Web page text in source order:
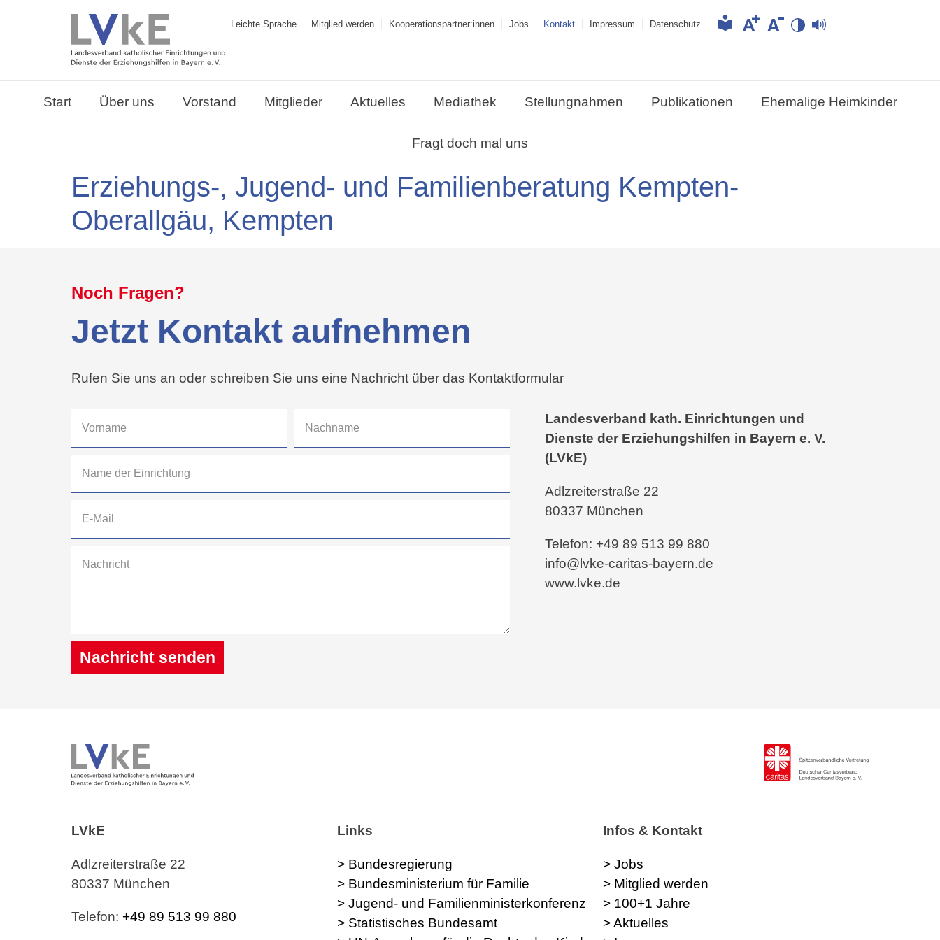
Leichte Sprache Mitglied werden Kooperations­partner:innen Jobs Kontakt Impressum Datenschutz
Start Über uns Vorstand Mitglieder Aktuelles Mediathek Stellungnahmen Publikationen Ehemalige Heimkinder
Fragt doch mal uns
Erziehungs-, Jugend- und Familienberatung Kempten-
Oberallgäu, Kempten
Noch Fragen?
Jetzt Kontakt aufnehmen
Rufen Sie uns an oder schreiben Sie uns eine Nachricht über das Kontaktformular
Nachricht senden
Landesverband kath. Einrichtungen und
Dienste der Erziehungshilfen in Bayern e. V.
(LVkE)
Adlzreiterstraße 22
80337 München
Telefon: +49 89 513 99 880
info@lvke-caritas-bayern.de
www.lvke.de
LVkE
Adlzreiterstraße 22
80337 München
Telefon: +49 89 513 99 880
Links
> Bundesregierung
> Bundesministerium für Familie
> Jugend- und Familienministerkonferenz
> Statistisches Bundesamt
Infos & Kontakt
> Jobs
> Mitglied werden
> 100+1 Jahre
> Aktuelles